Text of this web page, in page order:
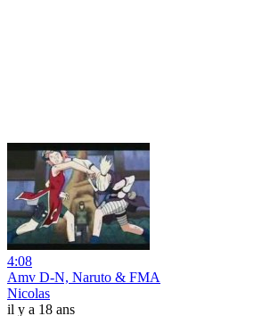
4:08
Amv D-N, Naruto & FMA
Nicolas
il y a 18 ans